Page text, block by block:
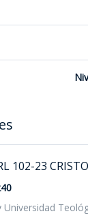
102-23
Universidad